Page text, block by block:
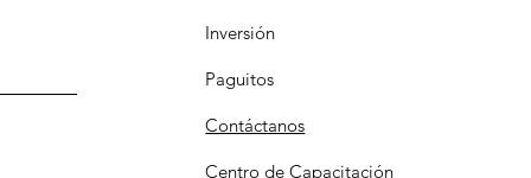
Inversión
Paguitos
Contáctanos
Centro de Capacitación